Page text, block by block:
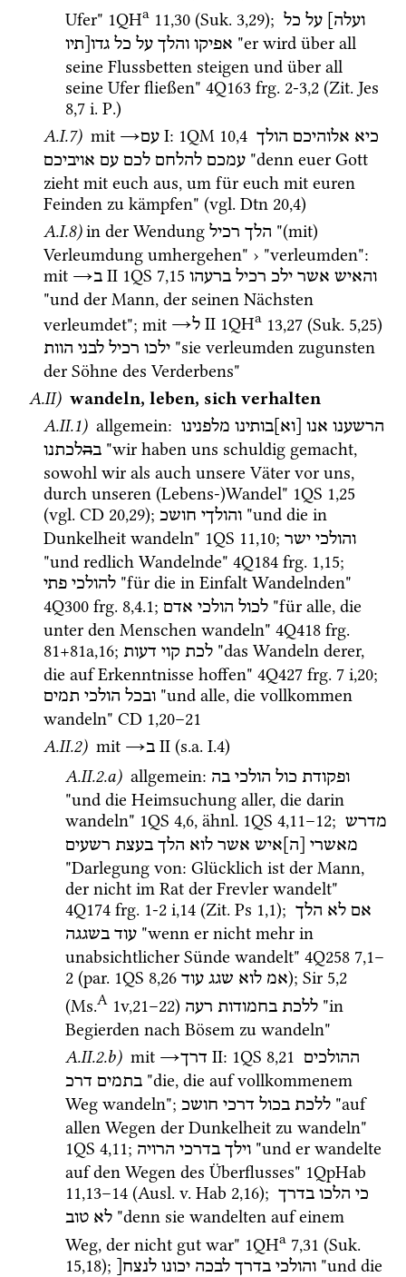
Ufer" 1QHa 11,30 (Suk. 3,29); ועלה] על כל
אפיקו והלך על כל גדו[תיו
"er wird über all
seine Flussbetten steigen und über all
seine Ufer fließen" 4Q163 frg. 2-3,2 (Zit. Jes
8,7 i. P.)
A.I.7) mit →עם ‎ I: 1QM 10,4 כיא אלוהיכם הולך
עמכם להלחם לכם עם אויביכם
"denn euer Gott
zieht mit euch aus, um für euch mit euren
Feinden zu kämpfen" (vgl. Dtn 20,4)
A.I.8)in der Wendung הלך רכיל "(mit)
Verleumdung umhergehen" › "verleumden":
mit →ב ‎ II 1QS 7,15 והאיש אשר ילכ רכיל ברעהו
"und der Mann, der seinen Nächsten
verleumdet"; mit →ל ‎ II 1QHa 13,27 (Suk. 5,25)
ילכו רכיל לבני הוות
"sie verleumden zugunsten
der Söhne des Verderbens"
A.II) wandeln, leben, sich verhalten
A.II.1) allgemein: הרשענו אנו [וא]בותינו מלפנינו
בהלכתנו
"wir haben uns schuldig gemacht,
sowohl wir als auch unsere Väter vor uns,
durch unseren (Lebens-)Wandel" 1QS 1,25
(vgl. CD 20,29); והולךי חושכ
"und die in
Dunkelheit wandeln" 1QS 11,10; והולכי ישר
"und redlich Wandelnde" 4Q184 frg. 1,15
להולכי פתי
4Q300 frg. 8,4.1; לכול הולכי אדם
"für alle, die
unter den Menschen wandeln" 4Q418 frg.
81+81a,16; לכת קוי דעות
"das Wandeln derer,
die auf Erkenntnisse hoffen" 4Q427 frg. 7 i,20
ובכל הולכי תמים
"und alle, die vollkommen
wandeln" CD 1,20–21
A.II.2) mit →ב ‎ II (s.a. I.4)
A.II.2.a) allgemein: ופקודת כול הולכי בה
"und die Heimsuchung aller, die darin
wandeln" 1QS 4,6, ähnl. 1QS 4,11–12; מדרש
מאשרי [ה]איש אשר לוא הלך בעצת רשעים
"Darlegung von: Glücklich ist der Mann,
4Q174 frg. 1-2 i,14 (Zit. Ps 1,1); אם לא הלך
עוד בשגגה
"wenn er nicht mehr in
unabsichtlicher Sünde wandelt" 4Q258 7,1–
2 (par. 1QS 8,26 אמ לוא שגג עוד ); Sir 5,2
(Ms.A 1v,21–22) ללכת בחמודות רעה
"in
Begierden nach Bösem zu wandeln"
A.II.2.b) mit →דרך ‎ II: 1QS 8,21 ההולכים
בתמים דרכ
"die, die auf vollkommenem
Weg wandeln";
ללכת בכול דרכי חושכ
"auf
1QS 4,11; וילך בדרכי הרויה
"und er wandelte
auf den Wegen des Überflusses" 1QpHab
11,13–14 (Ausl. v. Hab 2,16); כי הלכו בדרך
לא טוב
"denn sie wandelten auf einem
Weg, der nicht gut war" 1QHa 7,31 (Suk.
15,18); והולכי בדרך לבכה יכונו לנצח[
"und die